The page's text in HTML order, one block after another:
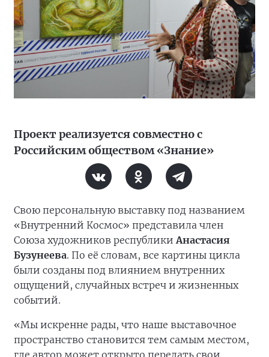
Проект реализуется совместно с
Российским обществом «Знание»
Свою персональную выставку под названием
«Внутренний Космос» представила член
Союза художников республики Анастасия
Бузунеева. По её словам, все картины цикла
были созданы под влиянием внутренних
ощущений, случайных встреч и жизненных
событий.
«Мы искренне рады, что наше выставочное
пространство становится тем самым местом,
где автор может открыто передать свои